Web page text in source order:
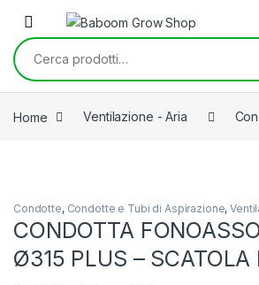
Skip to navigation
Skip to content
Cerca:
Home Ventilazione - Aria
Condotte, Condotte e Tubi di Aspirazione,
CONDOTTA
Ø315 PLUS – SCATOLA